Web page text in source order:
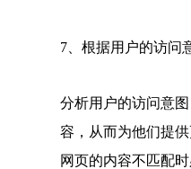
7、根据用户的访问
分析用户的访问意
容，从而为他们提
网页的内容不匹配